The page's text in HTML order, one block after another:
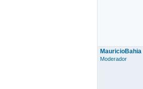
MauricioBahia
Moderador